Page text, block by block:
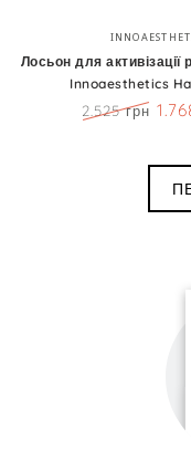
Лосьон для активізації
Innoaesthetics
2.525 грн